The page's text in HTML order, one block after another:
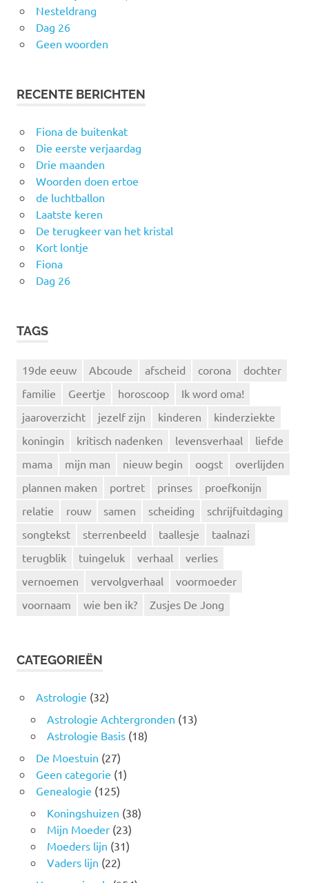
Nesteldrang
Dag 26
Geen woorden
RECENTE BERICHTEN
Fiona de buitenkat
Die eerste verjaardag
Drie maanden
Woorden doen ertoe
de luchtballon
Laatste keren
De terugkeer van het kristal
Kort lontje
Fiona
Dag 26
TAGS
19de eeuw Abcoude afscheid corona
dochter
familie
Geertje horoscoop
Ik word oma!
jaaroverzicht
jezelf zijn kinderen
kinderziekte
koningin
kritisch nadenken levensverhaal
liefde
mama
mijn man nieuw begin oogst
overlijden
plannen maken
portret prinses
proefkonijn
relatie
rouw samen scheiding
schrijfuitdaging
songtekst
sterrenbeeld taallesje
taalnazi
terugblik
tuingeluk verhaal
verlies
vernoemen
vervolgverhaal
voormoeder
voornaam
wie ben ik? Zusjes De Jong
CATEGORIEËN
Astrologie (32)
Astrologie Achtergronden (13)
Astrologie Basis(18)
De Moestuin (27)
Geen categorie (1)
Genealogie (125)
Koningshuizen (38)
Mijn Moeder(23)
Moeders lijn (31)
Vaders lijn (22)